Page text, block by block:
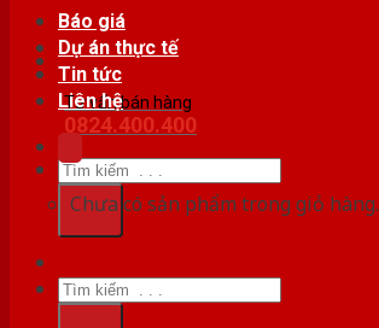
Tư vấn bán hàng
0824.400.400
Tìm
kiếm:
Báo giá
Dự án thực tế
Tin tức
Liên hệ
Chưa có sản phẩm trong giỏ hàng.
Tìm
kiếm: